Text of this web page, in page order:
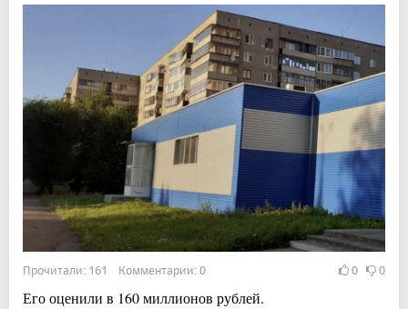
Прочитали: 161 Комментарии: 0 0 0
Его оценили в 160 миллионов рублей.